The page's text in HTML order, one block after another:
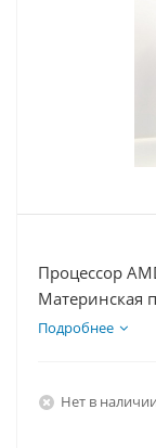
Процессор
Материнская
Видеокарта
Подробнее
Нет в наличии